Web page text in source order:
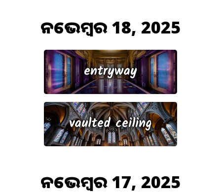
ନଭେମ୍ବର 18, 2025
entryway
vaulted ceiling
ନଭେମ୍ବର 17, 2025